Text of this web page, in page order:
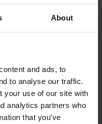
About
and ads, to
to analyse our traffic.
your use of our site with
analytics partners who
that you’ve